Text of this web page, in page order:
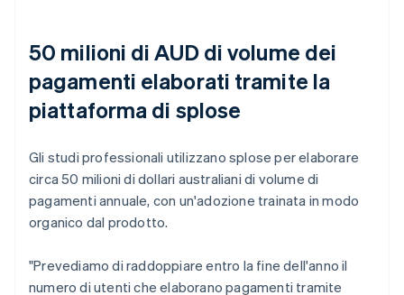
50 milioni di AUD di volume dei
pagamenti elaborati tramite la
piattaforma di splose
Gli studi professionali utilizzano splose per elaborare
circa 50 milioni di dollari australiani di volume di
pagamenti annuale, con un'adozione trainata in modo
organico dal prodotto.
"Prevediamo di raddoppiare entro la fine dell'anno il
numero di utenti che elaborano pagamenti tramite